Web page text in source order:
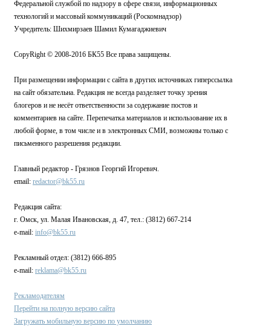
Федеральной службой по надзору в сфере связи, информационных
технологий и массовый коммуникаций (Роскомнадзор)
Учредитель: Шихмирзаев Шамил Кумагаджиевич
CopyRight © 2008-2016 БК55 Все права защищены.
При размещении информации с сайта в других источниках гиперссылка
на сайт обязательна. Редакция не всегда разделяет точку зрения
блогеров и не несёт ответственности за содержание постов и
комментариев на сайте. Перепечатка материалов и использование их в
любой форме, в том числе и в электронных СМИ, возможны только с
письменного разрешения редакции.
Главный редактор - Грязнов Георгий Игоревич.
email: redactor@bk55.ru
Редакция сайта:
г. Омск, ул. Малая Ивановская, д. 47, тел.: (3812) 667-214
e-mail: info@bk55.ru
Рекламный отдел: (3812) 666-895
e-mail: reklama@bk55.ru
Рекламодателям
Перейти на полную версию сайта
Загружать мобильную версию по умолчанию